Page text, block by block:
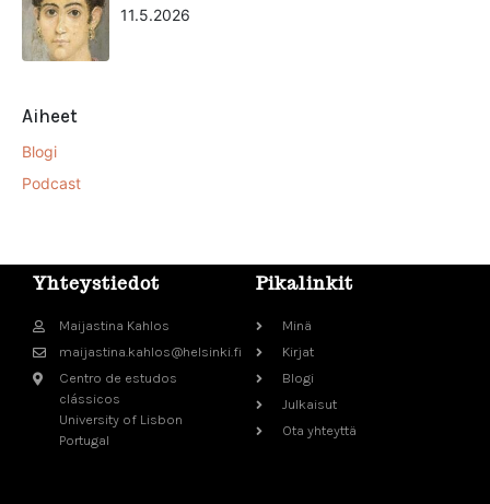
11.5.2026
Aiheet
Blogi
Podcast
Yhteystiedot
Maijastina Kahlos
maijastina.kahlos@helsinki.fi
Centro de estudos
clássicos
University of Lisbon
Portugal
Pikalinkit
Minä
Kirjat
Blogi
Julkaisut
Ota yhteyttä